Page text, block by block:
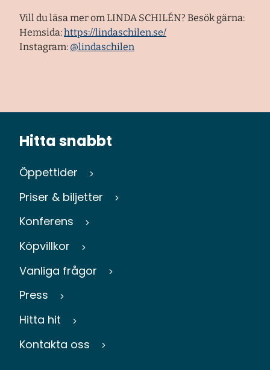
Vill du läsa mer om LINDA SCHILÉN? Besök gärna:
Hemsida:https://lindaschilen.se/
Instagram: @lindaschilen
Hitta snabbt
Öppettider
Priser & biljetter
Konferens
Köpvillkor
Vanliga frågor
Press
Hitta hit
Kontakta oss